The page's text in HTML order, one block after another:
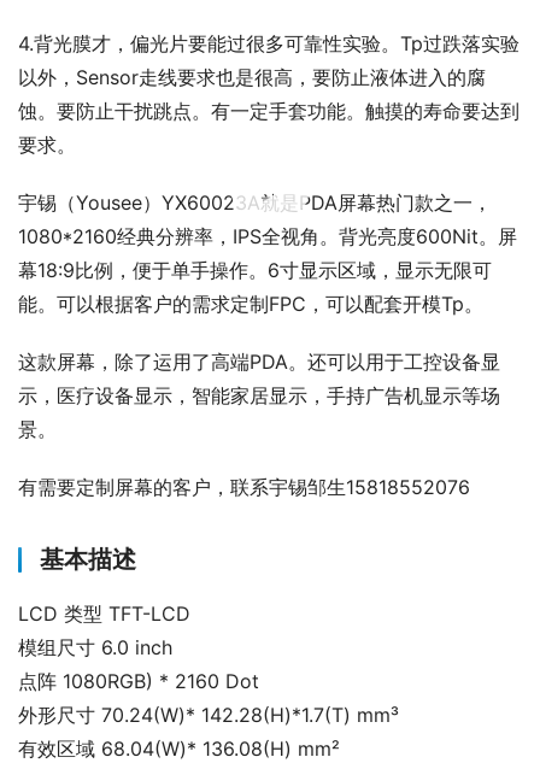
4.背光膜才，偏光片要能过很多可靠性实验。Tp过跌落实验
以外，Sensor走线要求也是很高，要防止液体进入的腐
蚀。要防止干扰跳点。有一定手套功能。触摸的寿命要达到
要求。
宇锡（Yousee）YX60023A就是PDA屏幕热门款之一，
1080*2160经典分辨率，IPS全视角。背光亮度600Nit。屏
幕18:9比例，便于单手操作。6寸显示区域，显示无限可
能。可以根据客户的需求定制FPC，可以配套开模Tp。
这款屏幕，除了运用了高端PDA。还可以用于工控设备显
示，医疗设备显示，智能家居显示，手持广告机显示等场
景。
有需要定制屏幕的客户，联系宇锡邹生15818552076
基本描述
LCD 类型 TFT-LCD
模组尺寸 6.0 inch
点阵 1080RGB) * 2160 Dot
外形尺寸 70.24(W)* 142.28(H)*1.7(T) mm³
有效区域 68.04(W)* 136.08(H) mm²